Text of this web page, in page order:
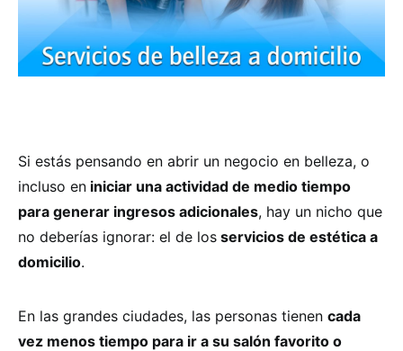
Si estás pensando en abrir un negocio en belleza, o
incluso en iniciar una actividad de medio tiempo
para generar ingresos adicionales, hay un nicho que
no deberías ignorar: el de los servicios de estética a
domicilio.
En las grandes ciudades, las personas tienen cada
vez menos tiempo para ir a su salón favorito o